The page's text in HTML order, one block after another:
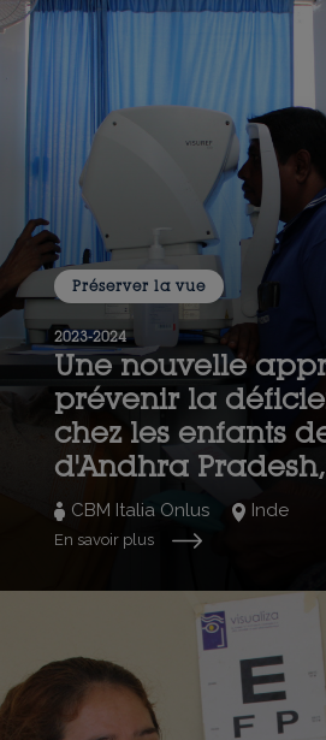
Préserver la vue
2023-2024
Une nouvelle
prévenir la
chez les enfants
d'Andhra
CBM Italia Onlus Inde
En savoir plus